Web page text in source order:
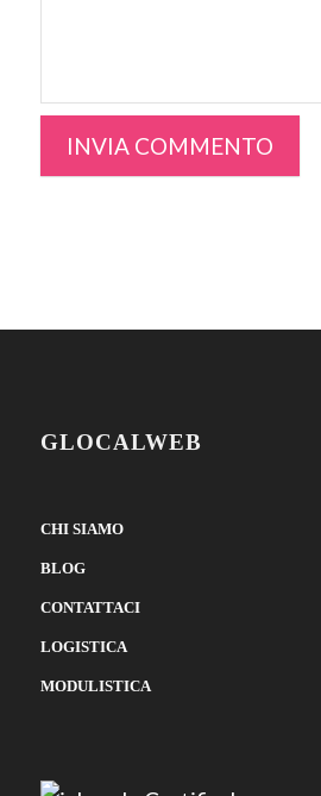
GLOCALWEB
CHI SIAMO
BLOG
CONTATTACI
LOGISTICA
MODULISTICA